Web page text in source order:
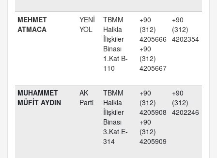
MEHMET
ATMACA
YENİ
YOL
TBMM
Halkla
İlişkiler
Binası
1.Kat B-
110
+90
(312)
4205666
+90
(312)
4205667
+90
(312)
4202354
MUHAMMET
MÜFİT AYDIN
AK
Parti
TBMM
Halkla
İlişkiler
Binası
3.Kat E-
314
+90
(312)
4205908
+90
(312)
4205909
+90
(312)
4202246